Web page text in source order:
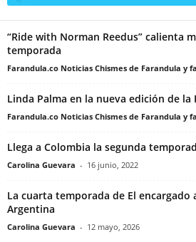
“Ride with Norman Reedus” calienta
temporada
Farandula.co Noticias Chismes de Farandula y
Linda Palma en la nueva edición de
Farandula.co Noticias Chismes de Farandula y
Llega a Colombia la segunda
Carolina Guevara - 16 junio, 2022
La cuarta temporada de El encargado
Argentina
Carolina Guevara - 12 mayo, 2026